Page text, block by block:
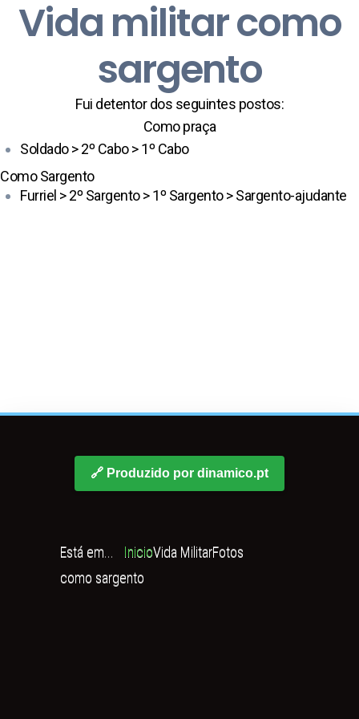
Vida militar como
sargento
Fui detentor dos seguintes postos:
Como praça
Soldado > 2º Cabo > 1º Cabo
Como Sargento
Furriel > 2º Sargento > 1º Sargento > Sargento-ajudante
🔗 Produzido por dinamico.pt
Está em... InicioVida MilitarFotos
como sargento